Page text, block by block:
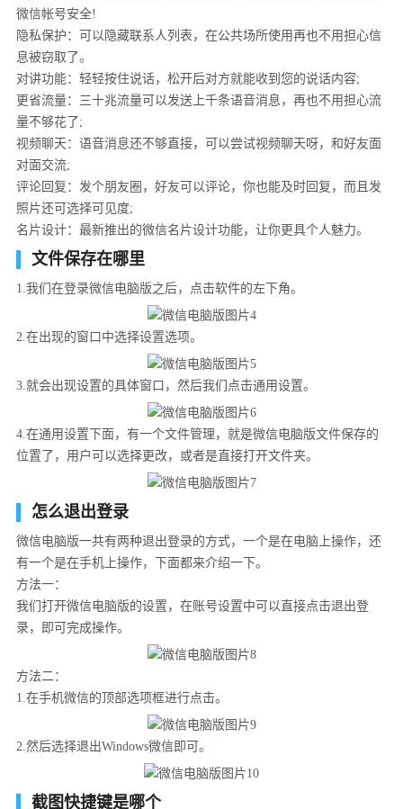
微信帐号安全!
隐私保护：可以隐藏联系人列表，在公共场所使用再也不用担心信
息被窃取了。
对讲功能：轻轻按住说话，松开后对方就能收到您的说话内容;
更省流量：三十兆流量可以发送上千条语音消息，再也不用担心流
量不够花了;
视频聊天：语音消息还不够直接，可以尝试视频聊天呀，和好友面
对面交流;
评论回复：发个朋友圈，好友可以评论，你也能及时回复，而且发
照片还可选择可见度;
名片设计：最新推出的微信名片设计功能，让你更具个人魅力。
文件保存在哪里
1.我们在登录微信电脑版之后，点击软件的左下角。
2.在出现的窗口中选择设置选项。
3.就会出现设置的具体窗口，然后我们点击通用设置。
4.在通用设置下面，有一个文件管理，就是微信电脑版文件保存的
位置了，用户可以选择更改，或者是直接打开文件夹。
怎么退出登录
微信电脑版一共有两种退出登录的方式，一个是在电脑上操作，还
有一个是在手机上操作，下面都来介绍一下。
方法一：
我们打开微信电脑版的设置，在账号设置中可以直接点击退出登
录，即可完成操作。
方法二：
1.在手机微信的顶部选项框进行点击。
2.然后选择退出Windows微信即可。
截图快捷键是哪个